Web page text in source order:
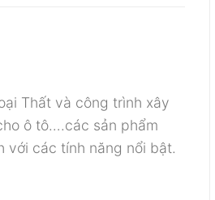
Thất và công trình xây
ô tô….các sản phẩm
với các tính năng nổi bật.